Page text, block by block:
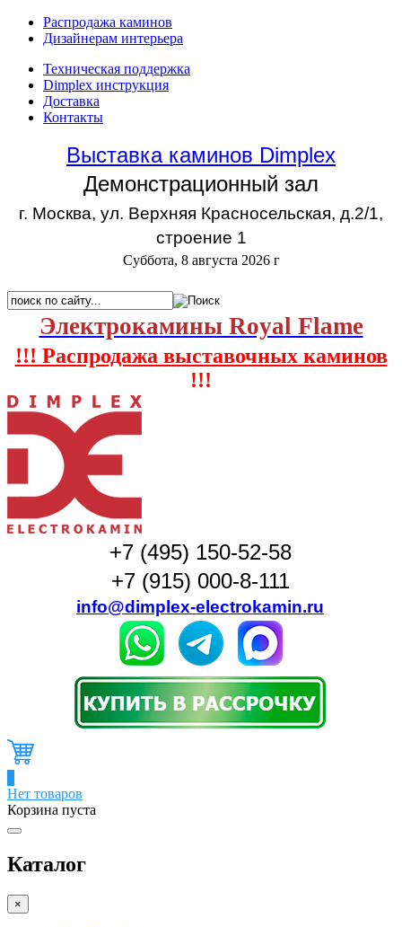
Распродажа каминов
Дизайнерам интерьера
Техническая поддержка
Dimplex инструкция
Доставка
Контакты
Выставка каминов Dimplex
Демонстрационный зал
г. Москва, ул. Верхняя Красносельская, д.2/1,
строение 1
Суббота, 8 августа 2026 г
Электрокамины Royal Flame
!!! Распродажа выставочных каминов
!!!
+7 (495) 150-52-58
+7 (915) 000-8-111
info@dimplex-electrokamin.ru
Нет товаров
Корзина пуста
Каталог
×